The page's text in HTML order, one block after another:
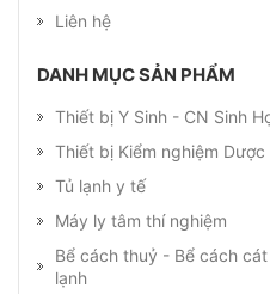
Liên hệ
DANH MỤC SẢN PHẨM
Thiết bị Y Sinh - CN Sinh
Thiết bị Kiểm nghiệm
Tủ lạnh y tế
Máy ly tâm thí nghiệm
Bể cách thuỷ - Bể cách
lạnh